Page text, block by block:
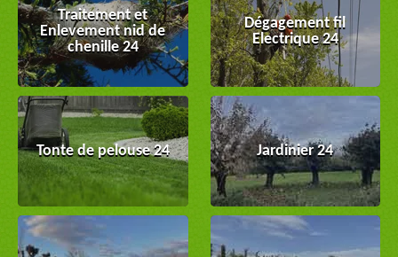
Traitement et
Enlevement nid de
chenille 24
Dégagement fil
Electrique 24
Tonte de pelouse 24 Jardinier 24